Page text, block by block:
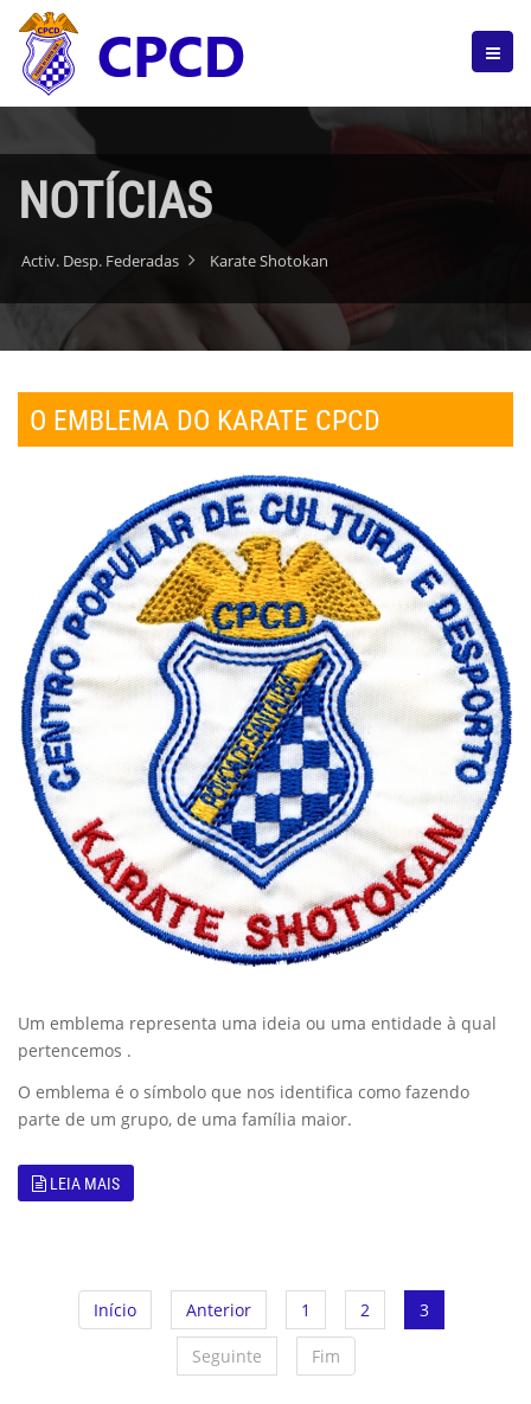
NOTÍCIAS
Activ. Desp. Federadas Karate Shotokan
O EMBLEMA DO KARATE CPCD
Um emblema representa uma ideia ou uma entidade à qual
pertencemos .
O emblema é o símbolo que nos identifica como fazendo
parte de um grupo, de uma família maior.
LEIA MAIS
Início Anterior 1 2 3
Seguinte Fim